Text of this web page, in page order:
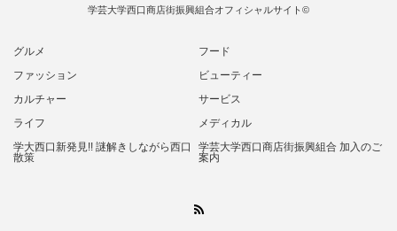
学芸大学西口商店街振興組合オフィシャルサイト©
グルメ
フード
ファッション
ビューティー
カルチャー
サービス
ライフ
メディカル
学大西口新発見!! 謎解きしながら西口
散策
学芸大学西口商店街振興組合 加入のご
案内